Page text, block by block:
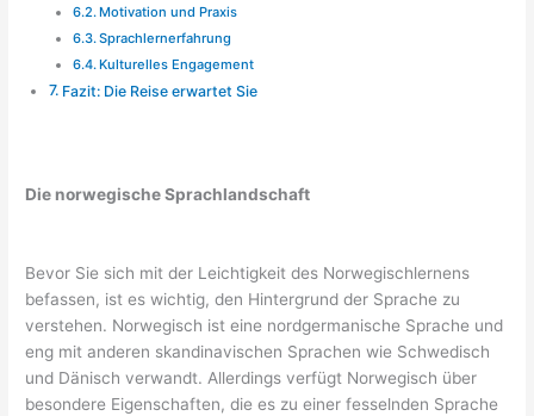
Motivation und Praxis
Sprachlernerfahrung
Kulturelles Engagement
Fazit: Die Reise erwartet Sie
Die norwegische Sprachlandschaft
Bevor Sie sich mit der Leichtigkeit des Norwegischlernens
befassen, ist es wichtig, den Hintergrund der Sprache zu
verstehen. Norwegisch ist eine nordgermanische Sprache und
eng mit anderen skandinavischen Sprachen wie Schwedisch
und Dänisch verwandt. Allerdings verfügt Norwegisch über
besondere Eigenschaften, die es zu einer fesselnden Sprache